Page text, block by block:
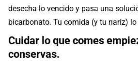
desecha lo vencido y pasa una
bicarbonato. Tu comida (y tu nariz) lo
Cuidar lo que comes
conservas. ​